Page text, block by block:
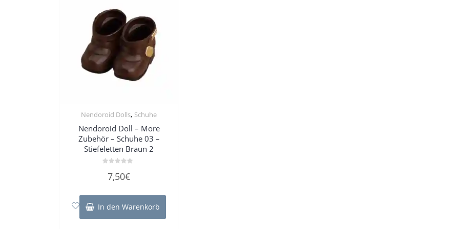
Nendoroid Dolls, Schuhe
Nendoroid Doll – More
Zubehör – Schuhe 03 –
Stiefeletten Braun 2
mit
5
7,50€
In den Warenkorb